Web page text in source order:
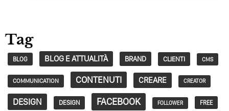
Tag
BLOG BLOG E ATTUALITÀ BRAND CLIENTI CMS
COMMUNICATION CONTENUTI CREARE CREATOR
DESIGN DESIGN FACEBOOK FOLLOWER FREE